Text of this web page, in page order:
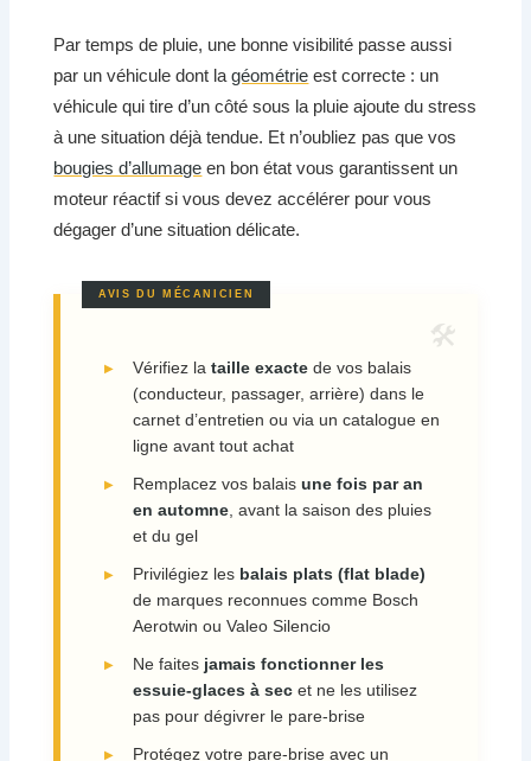
Par temps de pluie, une bonne visibilité passe aussi
par un véhicule dont lagéométrie est correcte : un
véhicule qui tire d’un côté sous la pluie ajoute du stress
à une situation déjà tendue. Et n’oubliez pas que vos
bougies d’allumage en bon état vous garantissent un
moteur réactif si vous devez accélérer pour vous
dégager d’une situation délicate.
Vérifiez la taille exactede vos balais
(conducteur, passager, arrière) dans le
carnet d’entretien ou via un catalogue en
ligne avant tout achat
Remplacez vos balais une fois par an
en automne, avant la saison des pluies
et du gel
Privilégiez les balais plats (flat blade)
de marques reconnues comme Bosch
Aerotwin ou Valeo Silencio
Ne faites jamais fonctionner les
essuie-glaces à secet ne les utilisez
pas pour dégivrer le pare-brise
Protégez votre pare-brise avec un